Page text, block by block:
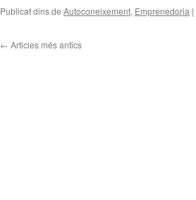
Publicat dins de Autoconeixement, Emprenedoria |
← Articles més antics